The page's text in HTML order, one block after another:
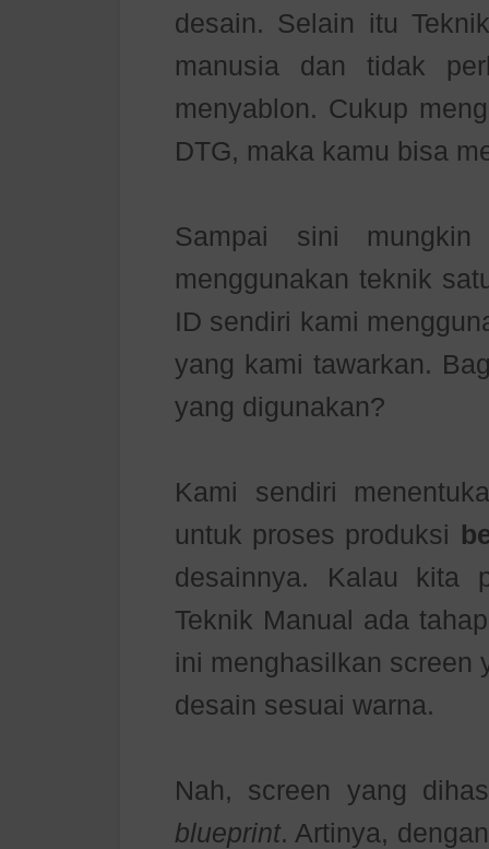
desain. Selain itu
manusia dan tidak
menyablon. Cukup
DTG, maka kamu bisa
Sampai sini
menggunakan teknik
ID sendiri kami
yang kami tawarkan.
yang digunakan?
Kami sendiri
untuk proses produksi
desainnya. Kalau kita
Teknik Manual ada
ini menghasilkan screen
desain sesuai warna.
Nah, screen yang
blueprint. Artinya,